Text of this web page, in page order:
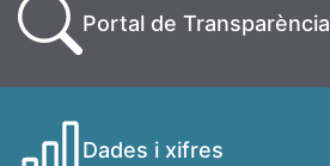
Portal de Transparència
Dades i xifres